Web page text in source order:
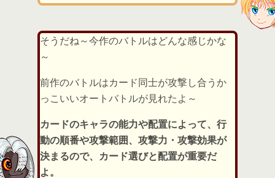
そうだね～今作のバトルはどんな感じかな
～
前作のバトルはカード同士が攻撃し合うか
っこいいオートバトルが見れたよ～
カードのキャラの能力や配置によって、行
動の順番や攻撃範囲、攻撃力・攻撃効果が
決まるので、カード選びと配置が重要だ
よ。